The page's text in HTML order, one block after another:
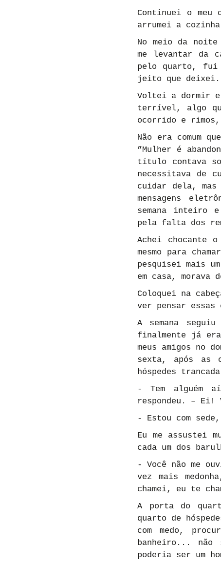
Continuei o meu
arrumei a
No meio da
me levantar da
pelo quarto, fui
jeito que deixei.
Voltei a dormir e
terrível, algo
ocorrido e rimos,
Não era comum
”Mulher é
título contava
necessitava de
cuidar dela, mas
mensagens
semana inteiro e
pela falta dos
Achei chocante
mesmo para
pesquisei mais
em casa, morava
Coloquei na
ver pensar
A semana
finalmente já era
meus amigos no
sexta, após as
hóspedes
- Tem alguém
respondeu. – Ei!
- Estou com
Eu me assustei
cada um dos
- Você não me
vez mais
chamei, eu te
A porta do
quarto de
com medo,
banheiro... não
poderia ser um